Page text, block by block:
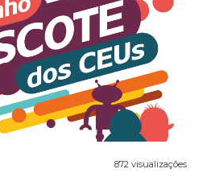
872 visualizações